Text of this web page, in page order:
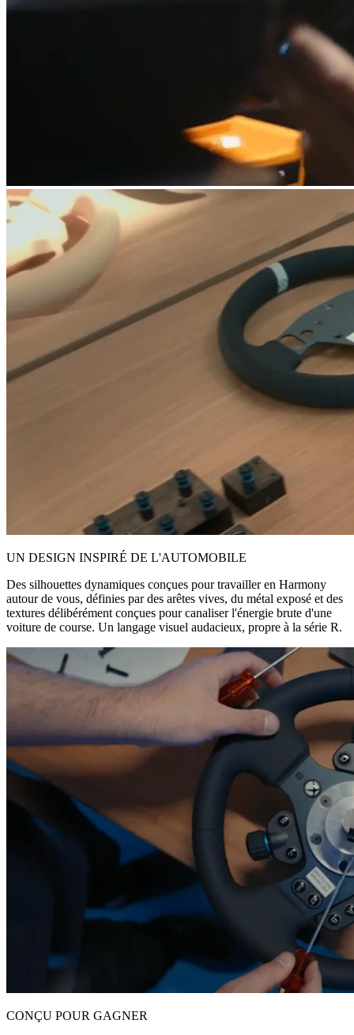
UN DESIGN INSPIRÉ DE L'AUTOMOBILE
Des silhouettes dynamiques conçues pour travailler en Harmony
autour de vous, définies par des arêtes vives, du métal exposé et des
textures délibérément conçues pour canaliser l'énergie brute d'une
voiture de course. Un langage visuel audacieux, propre à la série R.
CONÇU POUR GAGNER